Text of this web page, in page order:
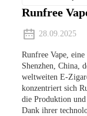
Runfree
28.09.2025
Runfree Vape,
Shenzhen, China,
weltweiten E-
konzentriert sich
die Produktion
Dank ihrer